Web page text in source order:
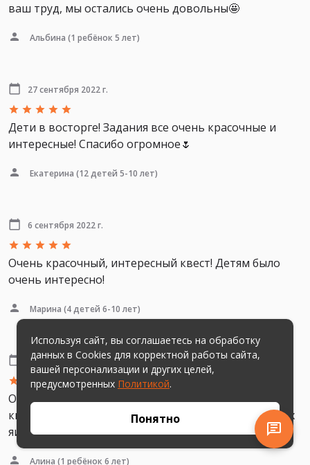
ваш труд, мы остались очень довольны🤩
Альбина (1 ребёнок 5 лет)
27 сентября 2022 г.
Дети в восторге! Задания все очень красочные и
интересные! Спасибо огромное🌷
Екатерина (12 детей 5-10 лет)
6 сентября 2022 г.
Очень красочный, интересный квест! Детям было
очень интересно!
Марина (4 детей 6-10 лет)
15 августа 2022 г.
Отличный квест! Сюрпризом в конце сделали
киндер сюрприз - в продолжение темы собираемых
яиц. Ребёнку понравилось)
Алина (1 ребёнок 6 лет)
Используя сайт, вы соглашаетесь на обработку
данных в Cookies для корректной работы сайта,
вашей персонализации и других целей,
предусмотренных Политикой.
Понятно